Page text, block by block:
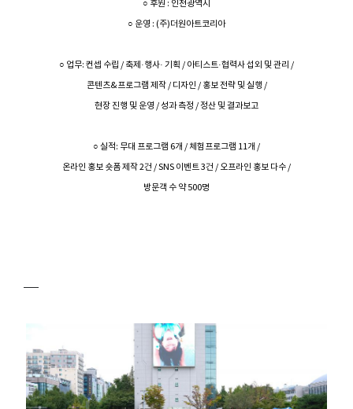
○ 후원 : 인천광역시
○ 운영 : (주)더원아트코리아
○ 업무: 컨셉 수립 / 축제·행사· 기획 / 아티스트·협력사 섭외 및 관리 /
콘텐츠&프로그램 제작 / 디자인 / 홍보 전략 및 실행 /
현장 진행 및 운영 / 성과 측정 / 정산 및 결과보고
○ 실적: 무대 프로그램 6개 / 체험프로그램 11개 /
온라인 홍보 숏폼 제작 2건 / SNS 이벤트 3건 / 오프라인 홍보 다수 /
방문객 수 약 500명